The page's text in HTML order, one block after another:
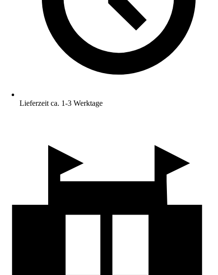
Lieferzeit ca. 1-3 Werktage